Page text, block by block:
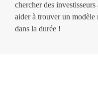
chercher des
aider à trouver un
dans la durée !